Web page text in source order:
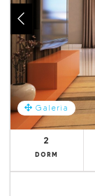
Galeria
2
DORM